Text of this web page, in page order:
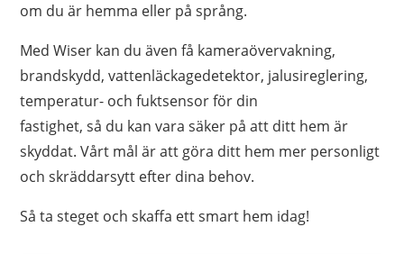
om du är hemma eller på språng.
Med Wiser kan du även få kameraövervakning,
brandskydd, vattenläckagedetektor, jalusireglering,
temperatur- och fuktsensor för din
fastighet, så du kan vara säker på att ditt hem är
skyddat. Vårt mål är att göra ditt hem mer personligt
och skräddarsytt efter dina behov.
Så ta steget och skaffa ett smart hem idag!